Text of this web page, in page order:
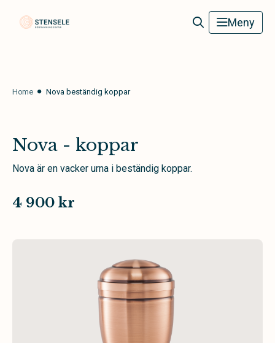
Meny
Home Nova beständig koppar
Nova - koppar
Nova är en vacker urna i beständig koppar.
4 900 kr